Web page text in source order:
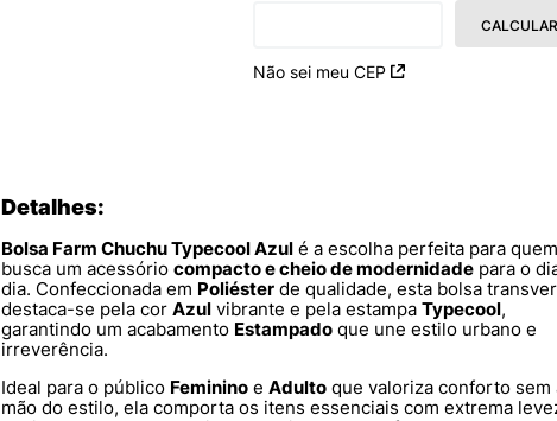
Não sei meu CEP
Detalhes:
Bolsa Farm Chuchu Typecool Azul é a escolha perfeita para quem
busca um acessório compacto e cheio de modernidade para o
dia. Confeccionada em Poliéster de qualidade, esta bolsa
destaca-se pela cor Azul vibrante e pela estampa Typecool,
garantindo um acabamento Estampado que une estilo urbano e
irreverência.
Ideal para o público Feminino e Adulto que valoriza conforto sem
mão do estilo, ela comporta os itens essenciais com extrema